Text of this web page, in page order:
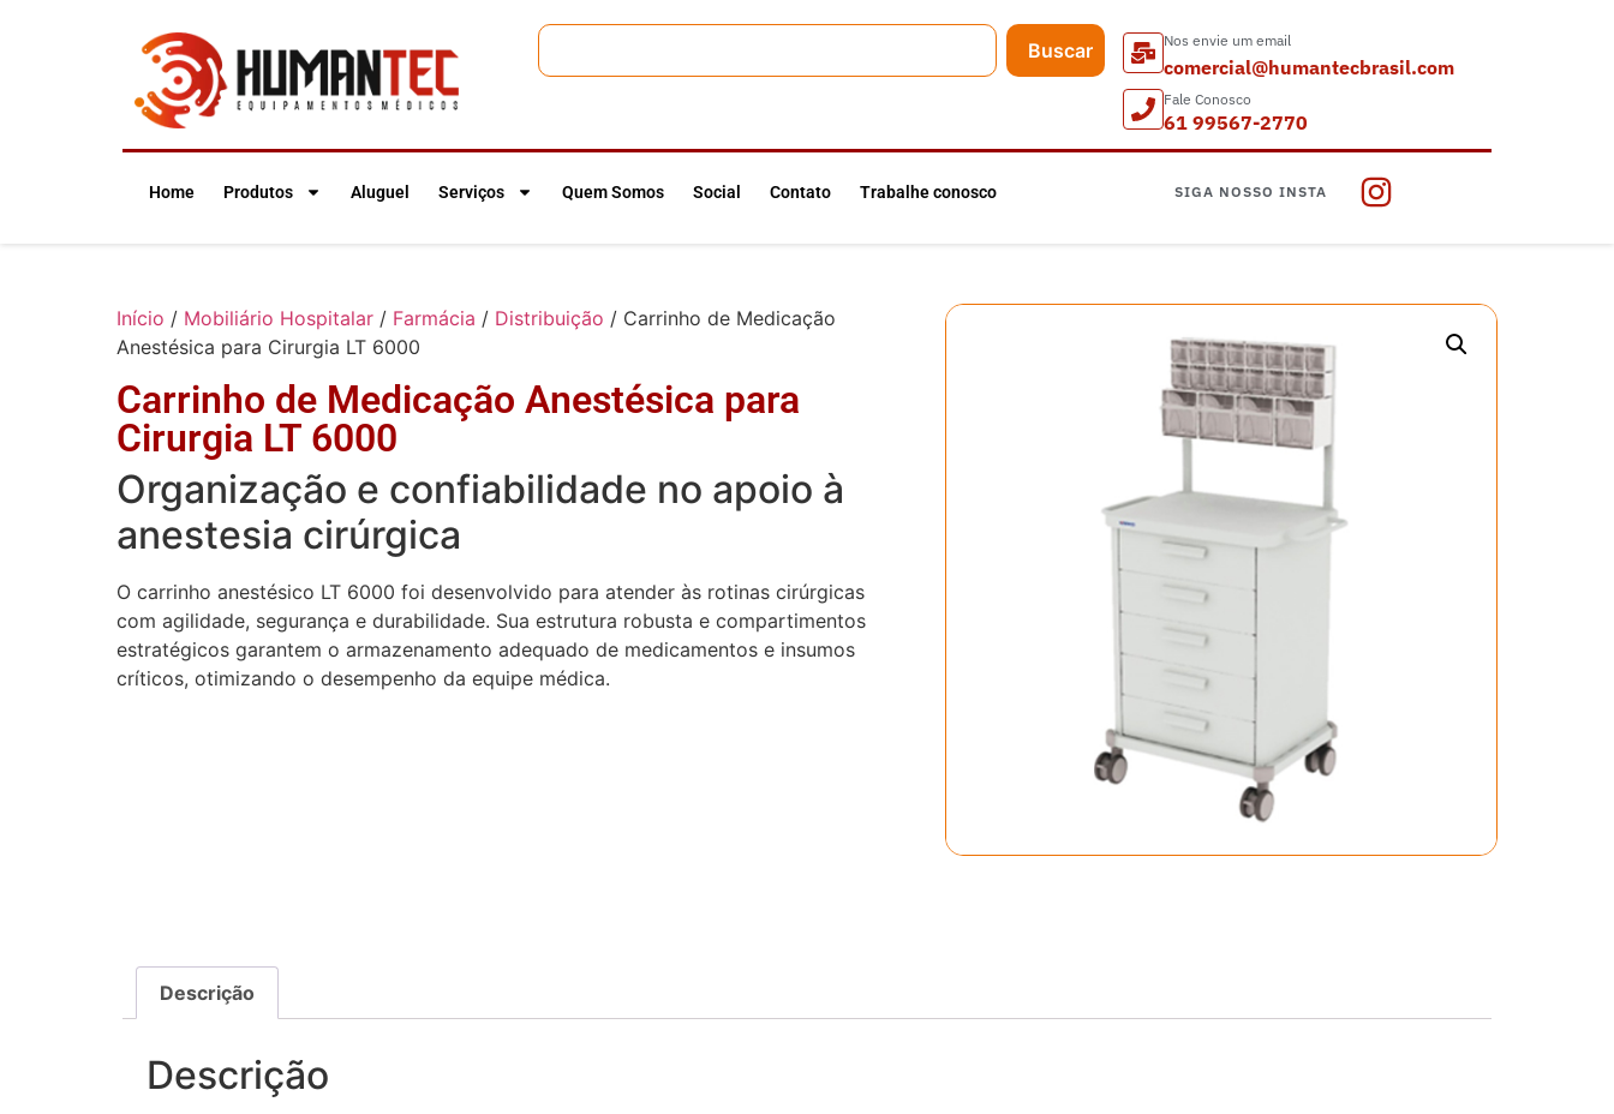
Buscar Nos envie um email
comercial@humantecbrasil.com
Fale Conosco
61 99567-2770
Home Produtos Aluguel Serviços Quem Somos Social Contato Trabalhe conosco SIGA NOSSO INSTA
Início / Mobiliário Hospitalar / Farmácia / Distribuição / Carrinho de Medicação
Anestésica para Cirurgia LT 6000
Carrinho de Medicação Anestésica para
Cirurgia LT 6000
Organização e confiabilidade no apoio à
anestesia cirúrgica
O carrinho anestésico LT 6000 foi desenvolvido para atender às rotinas cirúrgicas
com agilidade, segurança e durabilidade. Sua estrutura robusta e compartimentos
estratégicos garantem o armazenamento adequado de medicamentos e insumos
críticos, otimizando o desempenho da equipe médica.
Descrição
Descrição